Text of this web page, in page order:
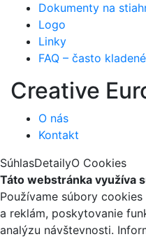
Dokumenty na
Logo
Linky
FAQ – často
Creative
O nás
Kontakt
SúhlasDetailyO Cookies
Táto webstránka využíva
Používame súbory
a reklám, poskytovanie
analýzu návštevnosti.